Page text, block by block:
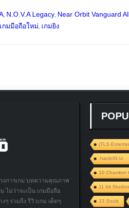
, N.O.V.A Legacy, Near Orbit Vanguard
เกมมือถือใหม่, เกมยิง
งการเกม บทความคุณภาพ
ไม่ว่าจะเป็น เกมมือถือ
ๆ รวมถึง รีวิวเกม เด็ดๆ
(TLS
.hack//G.U.
10 Chamber
11 bit
13 Souls